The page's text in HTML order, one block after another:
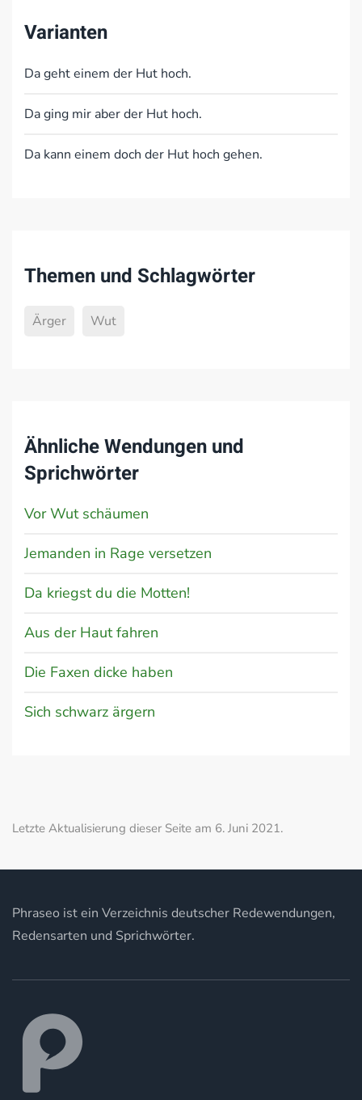
Varianten
Da geht einem der Hut hoch.
Da ging mir aber der Hut hoch.
Da kann einem doch der Hut hoch gehen.
Themen und Schlagwörter
Ärger Wut
Ähnliche Wendungen und
Sprichwörter
Vor Wut schäumen
Jemanden in Rage versetzen
Da kriegst du die Motten!
Aus der Haut fahren
Die Faxen dicke haben
Sich schwarz ärgern
Letzte Aktualisierung dieser Seite am 6. Juni 2021.
Phraseo ist ein Verzeichnis deutscher Redewendungen,
Redensarten und Sprichwörter.